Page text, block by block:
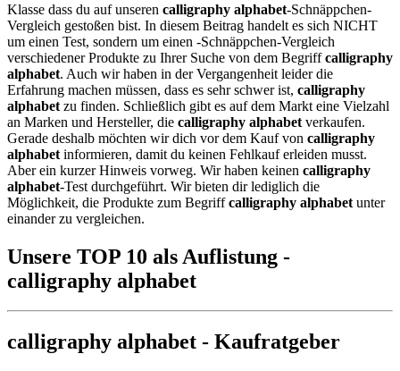
Klasse dass du auf unseren calligraphy alphabet-Schnäppchen-
Vergleich gestoßen bist. In diesem Beitrag handelt es sich NICHT
um einen Test, sondern um einen -Schnäppchen-Vergleich
verschiedener Produkte zu Ihrer Suche von dem Begriffcalligraphy
alphabet. Auch wir haben in der Vergangenheit leider die
Erfahrung machen müssen, dass es sehr schwer ist, calligraphy
alphabet zu finden. Schließlich gibt es auf dem Markt eine Vielzahl
an Marken und Hersteller, die calligraphy alphabet verkaufen.
Gerade deshalb möchten wir dich vor dem Kauf von calligraphy
alphabet informieren, damit du keinen Fehlkauf erleiden musst.
Aber ein kurzer Hinweis vorweg. Wir haben keinen calligraphy
alphabet-Test durchgeführt. Wir bieten dir lediglich die
Möglichkeit, die Produkte zum Begriffcalligraphy alphabet unter
einander zu vergleichen.
Unsere TOP 10 als Auflistung -
calligraphy alphabet
calligraphy alphabet - Kaufratgeber